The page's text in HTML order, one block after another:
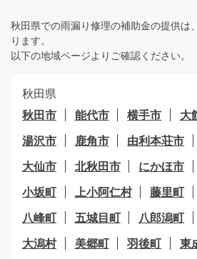
秋田県での雨漏り修理の補助金の提供は
ります。
以下の地域ページよりご確認ください。
秋田県
秋田市
能代市 横手市 大
湯沢市
鹿角市 由利本荘市
大仙市
北秋田市 にかほ市
小坂町
上小阿仁村 藤里町
八峰町
五城目町 八郎潟町
大潟村
美郷町 羽後町 東